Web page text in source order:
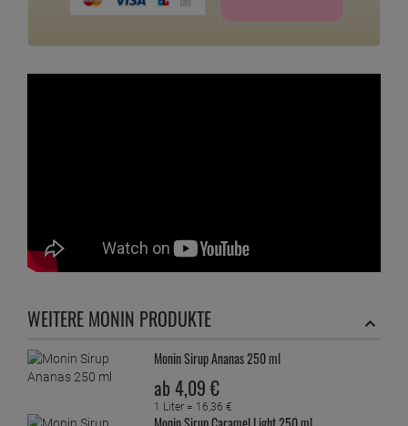
WEITERE MONIN PRODUKTE
Monin Sirup Ananas 250 ml
ab 4,09 €
1 Liter = 16,36 €